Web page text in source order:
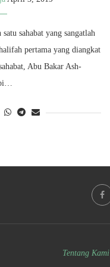
sahabat yang sangatlah
pertama yang diangkat
Abu Bakar Ash-
Tentang Kami